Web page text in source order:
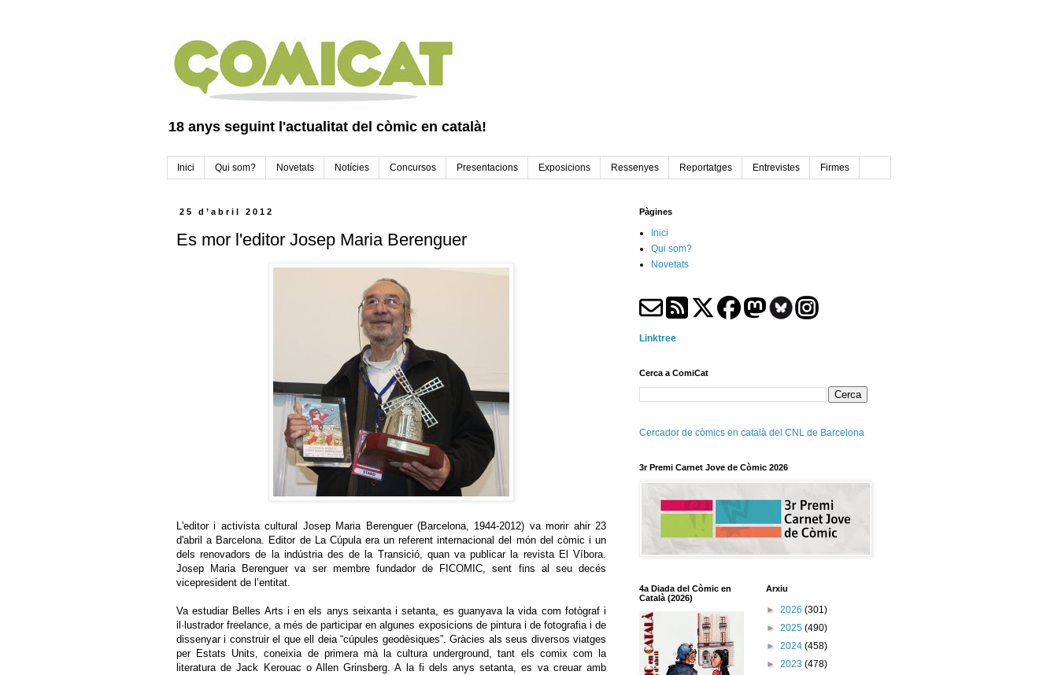
18 anys seguint l'actualitat del còmic en català!
Inici Qui som? Novetats Notícies Concursos Presentacions Exposicions Ressenyes Reportatges Entrevistes Firmes
25 d’abril 2012
Es mor l'editor Josep Maria Berenguer
L'editor i activista cultural Josep Maria Berenguer (Barcelona, 1944-2012) va morir ahir 23
d'abril a Barcelona. Editor de La Cúpula era un referent internacional del món del còmic i un
dels renovadors de la indústria des de la Transició, quan va publicar la revista El Víbora.
Josep Maria Berenguer va ser membre fundador de FICOMIC, sent fins al seu decés
vicepresident de l’entitat.
Va estudiar Belles Arts i en els anys seixanta i setanta, es guanyava la vida com fotògraf i
il·lustrador freelance, a més de participar en algunes exposicions de pintura i de fotografia i de
dissenyar i construir el que ell deia “cúpules geodèsiques”. Gràcies als seus diversos viatges
per Estats Units, coneixia de primera mà la cultura underground, tant els comix com la
literatura de Jack Kerouac o Allen Grinsberg. A la fi dels anys setanta, es va creuar amb
Pàgines
Inici
Qui som?
Novetats
Linktree
Cerca a ComiCat
Cercador de còmics en català del CNL de Barcelona
3r Premi Carnet Jove de Còmic 2026
4a Diada del Còmic en
Català (2026)
Arxiu
► 2026 (301)
► 2025 (490)
► 2024 (458)
► 2023 (478)